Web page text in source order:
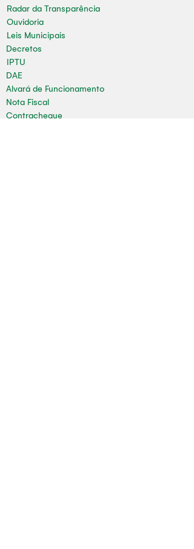
Radar da Transparência
Ouvidoria
Leis Municipais
Decretos
IPTU
DAE
Alvará de Funcionamento
Nota Fiscal
Contracheque